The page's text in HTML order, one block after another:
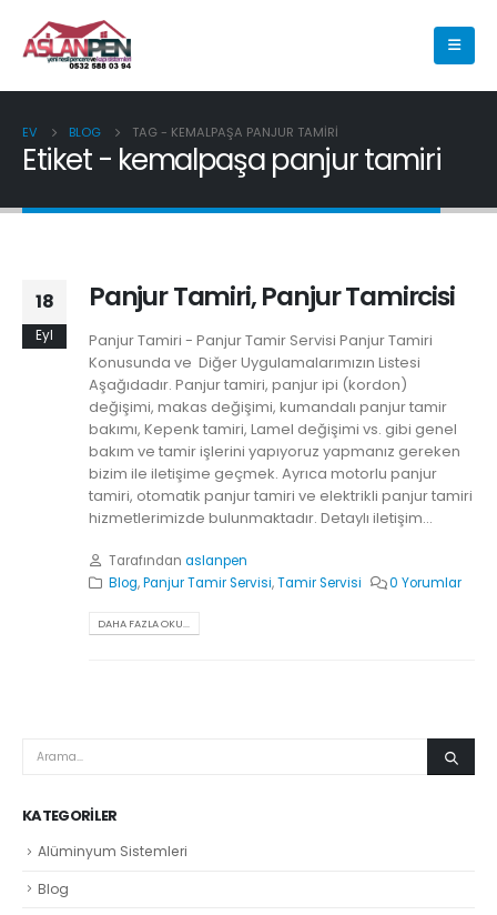
EV BLOG TAG - KEMALPAŞA PANJUR TAMIRI
Etiket - kemalpaşa panjur tamiri
18
Eyl
Panjur Tamiri, Panjur Tamircisi
Panjur Tamiri - Panjur Tamir Servisi Panjur Tamiri
Konusunda ve Diğer Uygulamalarımızın Listesi
Aşağıdadır. Panjur tamiri, panjur ipi (kordon)
değişimi, makas değişimi, kumandalı panjur tamir
bakımı, Kepenk tamiri, Lamel değişimi vs. gibi genel
bakım ve tamir işlerini yapıyoruz yapmanız gereken
bizim ile iletişime geçmek. Ayrıca motorlu panjur
tamiri, otomatik panjur tamiri ve elektrikli panjur tamiri
hizmetlerimizde bulunmaktadır. Detaylı iletişim...
Tarafından aslanpen
Blog,Panjur Tamir Servisi,Tamir Servisi 0 Yorumlar
DAHA FAZLA OKU...
KATEGORILER
Alüminyum Sistemleri
Blog